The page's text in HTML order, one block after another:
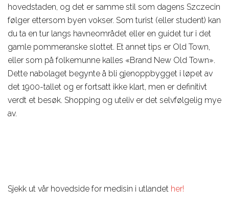
hovedstaden, og det er samme stil som dagens Szczecin
følger ettersom byen vokser. Som turist (eller student) kan
du ta en tur langs havneområdet eller en guidet tur i det
gamle pommeranske slottet. Et annet tips er Old Town,
eller som på folkemunne kalles «Brand New Old Town».
Dette nabolaget begynte å bli gjenoppbygget i løpet av
det 1900-tallet og er fortsatt ikke klart, men er definitivt
verdt et besøk. Shopping og uteliv er det selvfølgelig mye
av.
Sjekk ut vår hovedside for medisin i utlandet her!